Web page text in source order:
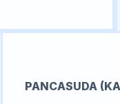
PANCASUDA